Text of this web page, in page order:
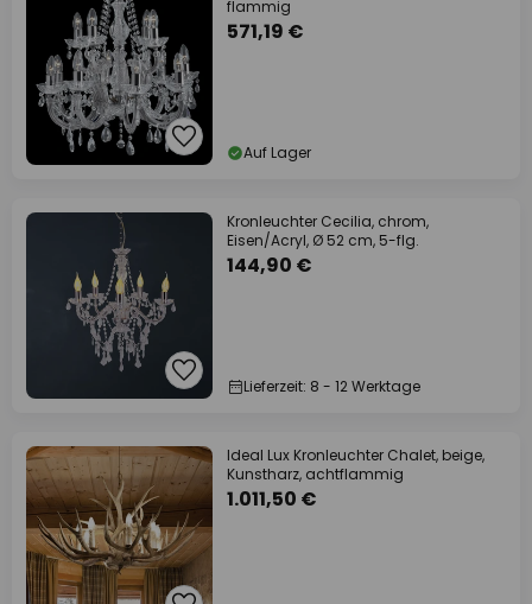
flammig
571,19 €
Auf Lager
Kronleuchter Cecilia, chrom,
Eisen/Acryl, Ø 52 cm, 5-flg.
144,90 €
Lieferzeit: 8 - 12 Werktage
Ideal Lux Kronleuchter Chalet, beige,
Kunstharz, achtflammig
1.011,50 €